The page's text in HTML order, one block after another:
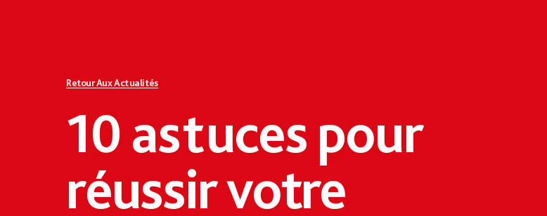
Retour Aux Actualités
10 astuces pour
réussir votre